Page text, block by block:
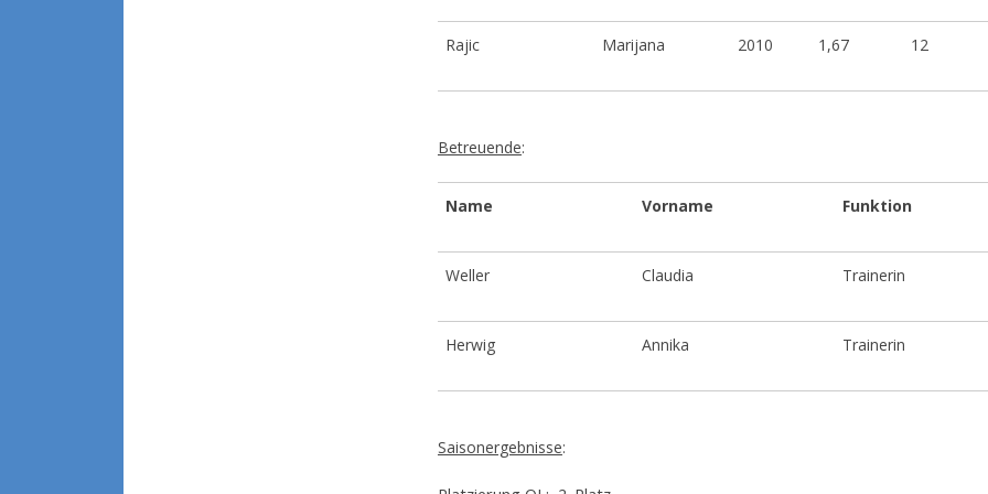
Rajic Marijana 2010 1,67 12
Betreuende:
Name Vorname Funktion
Weller Claudia Trainerin
Herwig Annika Trainerin
Saisonergebnisse: